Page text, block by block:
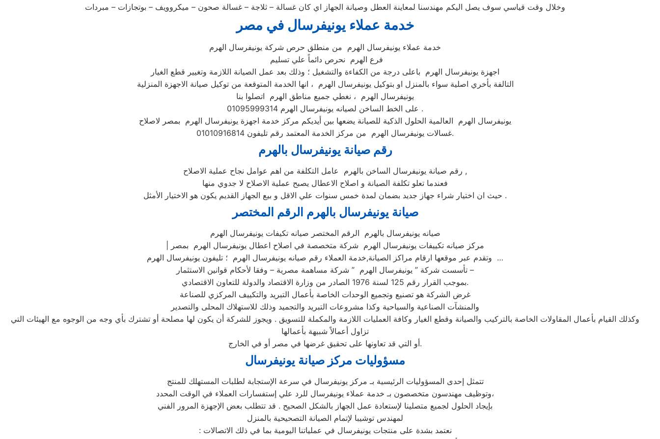
وخلال وقت قياسي سوف يصل اليكم مهندسنا لمعاينة العطل وصيانة الجهاز اي كان غسالة – ثلاجة – غسالة صحون – ميكروويف – بوتجازات – مبردات
خدمة عملاء يونيفرسال في مصر
خدمة عملاء يونيفرسال الهرم من منطلق حرص شركة يونيفرسال الهرم
فرع الهرم نحرص دائماً علي تسليم
اجهزة يونيفرسال الهرم باعلى درجة من الكفاءة والتشغيل ؛ وذلك بعد عمل الصيانة اللازمة وتغيير قطع الغيار
التالفة بأخري اصلية سواء بالمنزل او بتوكيل يونيفرسال الهرم ، انها الخدمة المتوقعة من توكيل صيانة الاجهزة المنزلية
يونيفرسال الهرم ، نغطي جميع مناطق الهرم اتصلوا بنا
على الخط الساخن لصيانه يونيفرسال الهرم 01095999314 .
يونيفرسال الهرم العالمية الحلول الذكية للصيانة يضعها بين أيديكم مركز خدمة اجهزة يونيفرسال الهرم بمصر لاصلاح
غسالات يونيفرسال الهرم من مركز الخدمة المعتمد رقم تليفون 01010916814.
رقم صيانة يونيفرسال بالهرم
رقم صيانة يونيفرسال الساخن بالهرم عامل التكلفة من اهم عوامل نجاح عملية الاصلاح ,
فعندما تعلو تكلفة الصيانة و اصلاح الاعطال يصبح عملية الاصلاح لا جدوي منها
حيث ان اختيار شراء جهاز جديد بضمان لمدة خمس سنوات علي الاقل و بيع الجهاز القديم يكون هو الاختيار الأمثل .
صيانة يونيفرسال بالهرم الرقم المختصر
صيانه يونيفرسال بالهرم الرقم المختصر صيانه تكيفات يونيفرسال الهرم
| مركز صيانه تكييفات يونيفرسال الهرم شركة متخصصة في اصلاح اعطال يونيفرسال الهرم بمصر
وتقدم عبر موقعها ارقام مراكز الصيانة,خدمة العملاء رقم صيانه يونيفرسال الهرم ؛ تليفون يونيفرسال الهرم …
تأسست شركة ” يونيفرسال الهرم ” شركة مساهمة مصرية – وفقا لأحكام قوانين الاستثمار –
بموجب القرار رقم 125 لسنة 1976 الصادر من وزارة الاقتصاد والدولة للتعاون الاقتصادي.
غرض الشركة هو تصنيع وتجميع الوحدات الخاصة بأعمال التبريد والتكييف المركزي للصناعة
والمنشآت الصناعية والسياحية وكذا مشروعات التبريد والتجميد وذلك للاستهلاك المحلى والتصدير
وكذلك القيام بأعمال المقاولات الخاصة بالتركيب والصيانة وقطع الغيار وكافة العمليات اللازمة والمكملة للتسويق . ويجوز للشركة أن يكون لها مصلحة أو تشترك بأي وجه من الوجوه مع الهيئات التي
تزاول أعمالاً شبيهة بأعمالها
أو التي قد تعاونها على تحقيق غرضها في مصر أو في الخارج.
مسؤوليات مركز صيانة يونيفرسال
تتمثل إحدى المسؤوليات الرئيسية بـ مركز يونيفرسال في سرعة الإستجابة لطلبات المستهلك للمنتج
وتوظيف مهندسون متخصصون بـ خدمة عملاء يونيفرسال للرد علي إستفسارات العملاء في الوقت المحدد،
بإيجاد الحلول لجميع متصلينا لإستعادة عمل الجهاز بالشكل الصحيح . قد تتطلب بعض الإجهزة المرور الفني
لمهندس توشيبا لإتمام الصيانة التصحيحية بالمنزل
: نعتمد بشدة على منتجات يونيفرسال في عملياتنا اليومية بما في ذلك الاتصالات